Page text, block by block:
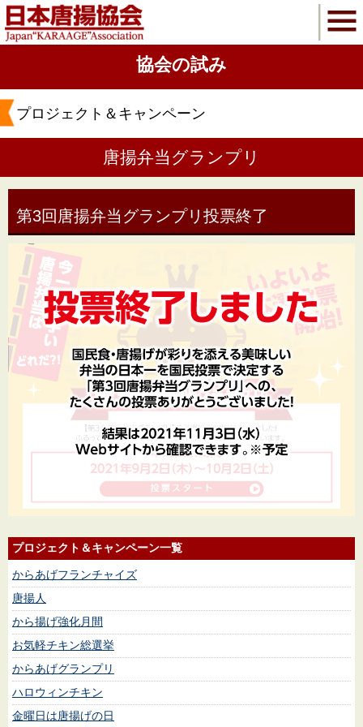
協会の試み
プロジェクト＆キャンペーン
唐揚弁当グランプリ
第3回唐揚弁当グランプリ投票終了
プロジェクト＆キャンペーン一覧
からあげフランチャイズ
唐揚人
から揚げ強化月間
お気軽チキン総選挙
からあげグランプリ
ハロウィンチキン
金曜日は唐揚げの日